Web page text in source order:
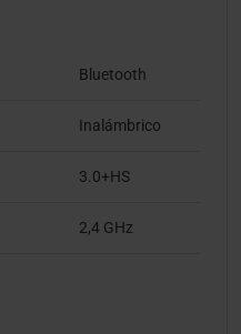
Bluetooth
Inalámbrico
3.0+HS
2,4 GHz